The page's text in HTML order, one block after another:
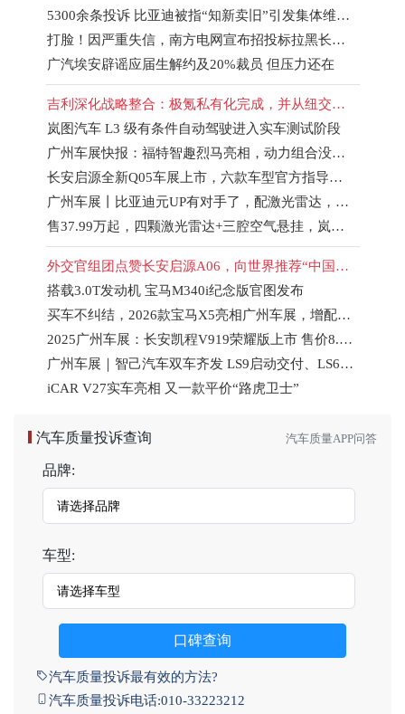
5300余条投诉 比亚迪被指“知新卖旧”引发集体维权|汽车315
打脸！因严重失信，南方电网宣布招投标拉黑长城汽车
广汽埃安辟谣应届生解约及20%裁员 但压力还在
吉利深化战略整合：极氪私有化完成，并从纽交所退市
岚图汽车 L3 级有条件自动驾驶进入实车测试阶段
广州车展快报：福特智趣烈马亮相，动力组合没槽点，定价略有尴尬
长安启源全新Q05车展上市，六款车型官方指导价7.99万至10.99万
广州车展丨比亚迪元UP有对手了，配激光雷达，续航500km
售37.99万起，四颗激光雷达+三腔空气悬挂，岚图泰山产品力如何？
外交官组团点赞长安启源A06，向世界推荐“中国新能源家轿”
搭载3.0T发动机 宝马M340i纪念版官图发布
买车不纠结，2026款宝马X5亮相广州车展，增配减价成了主旋律
2025广州车展：长安凯程V919荣耀版上市 售价8.99万元起
广州车展｜智己汽车双车齐发 LS9启动交付、LS6加速产能
iCAR V27实车亮相 又一款平价“路虎卫士”
汽车质量投诉查询 汽车质量APP问答
品牌:
车型:
口碑查询
汽车质量投诉最有效的方法?
汽车质量投诉电话:010-33223212